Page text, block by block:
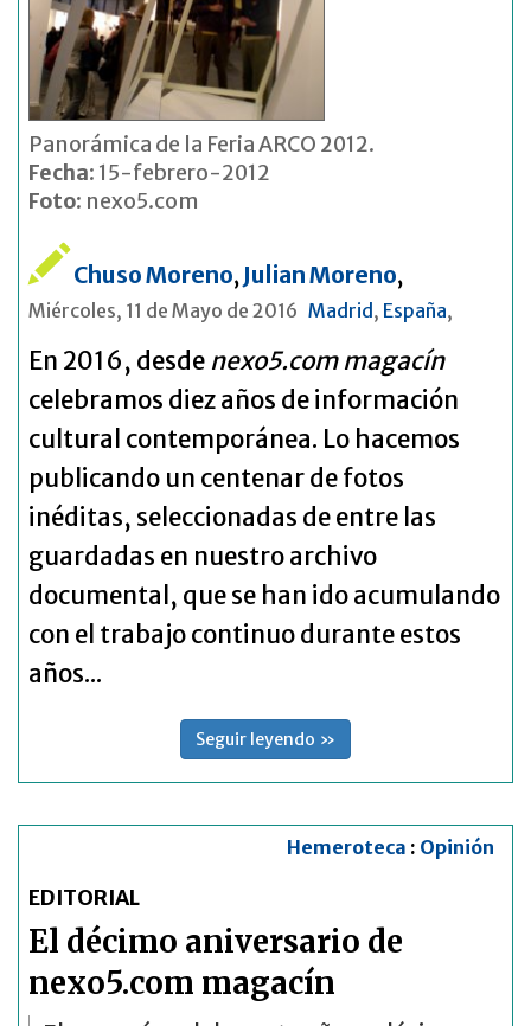
Panorámica de la Feria ARCO 2012.
Fecha: 15-febrero-2012
Foto: nexo5.com
Chuso Moreno, Julian Moreno,
Miércoles, 11 de Mayo de 2016 Madrid, España,
En 2016, desdenexo5.com magacín
celebramos diez años de información
cultural contemporánea. Lo hacemos
publicando un centenar de fotos
inéditas, seleccionadas de entre las
guardadas en nuestro archivo
documental, que se han ido acumulando
con el trabajo continuo durante estos
años...
Seguir leyendo »
Hemeroteca : Opinión
EDITORIAL
El décimo aniversario de
nexo5.com magacín